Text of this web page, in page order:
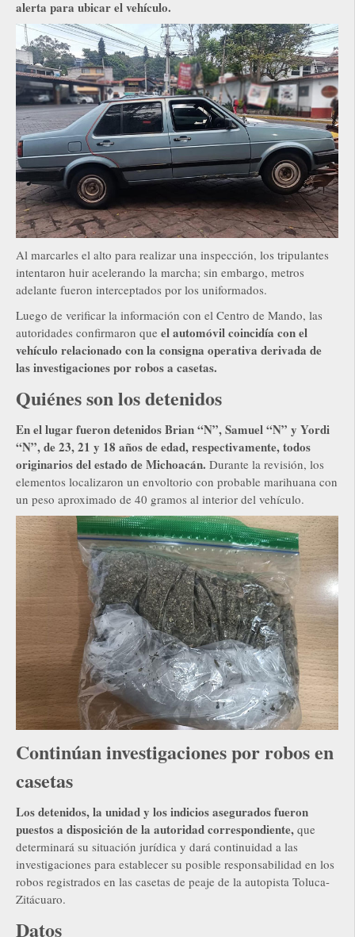
alerta para ubicar el vehículo.
Al marcarles el alto para realizar una inspección, los tripulantes
intentaron huir acelerando la marcha; sin embargo, metros
adelante fueron interceptados por los uniformados.
Luego de verificar la información con el Centro de Mando, las
autoridades confirmaron que el automóvil coincidía con el
vehículo relacionado con la consigna operativa derivada de
las investigaciones por robos a casetas.
Quiénes son los detenidos
En el lugar fueron detenidos Brian “N”, Samuel “N” y Yordi
“N”, de 23, 21 y 18 años de edad, respectivamente, todos
originarios del estado de Michoacán. Durante la revisión, los
elementos localizaron un envoltorio con probable marihuana con
un peso aproximado de 40 gramos al interior del vehículo.
Continúan investigaciones por robos en
casetas
Los detenidos, la unidad y los indicios asegurados fueron
puestos a disposición de la autoridad correspondiente, que
determinará su situación jurídica y dará continuidad a las
investigaciones para establecer su posible responsabilidad en los
robos registrados en las casetas de peaje de la autopista Toluca-
Zitácuaro.
Datos